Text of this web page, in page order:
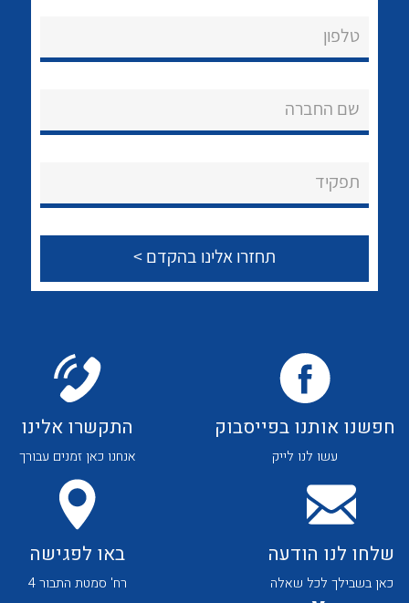
שירותי תמיכה
לכל מוצרי היצרן לכל מוצרי היצרן
לכל מוצרי היצרן לכל מוצרי היצרן
טלפון
שם החברה
תפקיד
חפשנו אותנו בפייסבוק
עשו לנו לייק
התקשרו אלינו
אנחנו כאן זמנים עבורך
שלחו לנו הודעה
כאן בשבילך לכל שאלה
באו לפגישה
רח' סמטת התבור 4